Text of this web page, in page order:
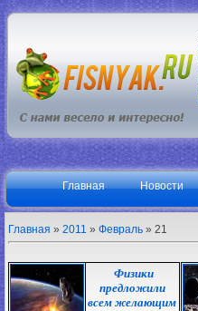
Главная Новости
Главная » 2011 » Февраль » 21
Физики
предложили
всем желающим